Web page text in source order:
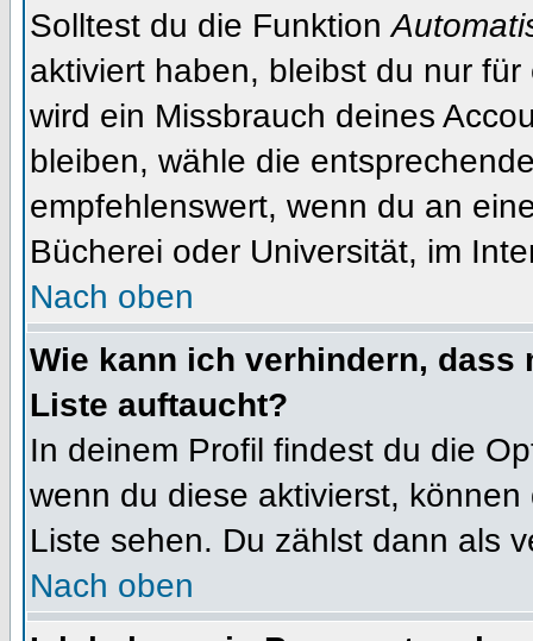
Solltest du die Funktion
aktiviert haben, bleibst du nur
wird ein Missbrauch deines
bleiben, wähle die
empfehlenswert, wenn du an
Bücherei oder Universität, im
Nach oben
Wie kann ich verhindern, dass
Liste auftaucht?
In deinem Profil findest du die
wenn du diese aktivierst,
Liste sehen. Du zählst dann als
Nach oben